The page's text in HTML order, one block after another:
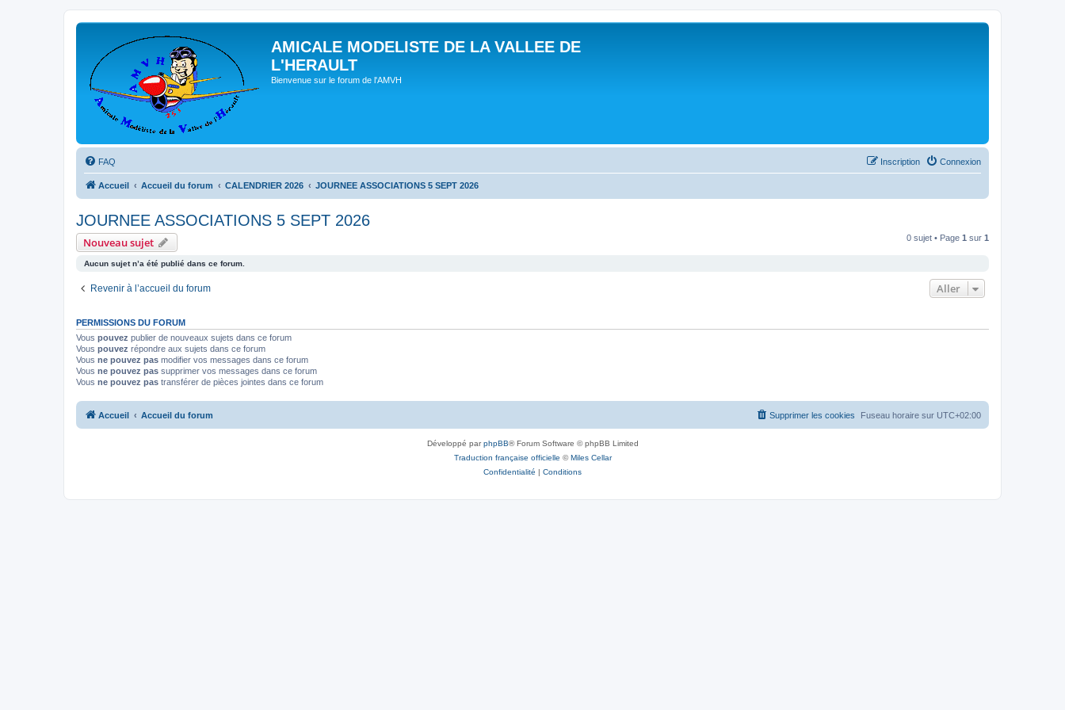
AMICALE MODELISTE DE LA VALLEE DE
L'HERAULT
Bienvenue sur le forum de l'AMVH
FAQ Connexion
Inscription
Accueil Accueil du forum CALENDRIER 2026 JOURNEE ASSOCIATIONS 5 SEPT 2026
JOURNEE ASSOCIATIONS 5 SEPT 2026
Nouveau sujet 0 sujet • Page 1 sur 1
Aucun sujet n’a été publié dans ce forum.
Revenir à l’accueil du forum Aller
PERMISSIONS DU FORUM
Vous pouvez publier de nouveaux sujets dans ce forum
Vous pouvez répondre aux sujets dans ce forum
Vous ne pouvez pas modifier vos messages dans ce forum
Vous ne pouvez pas supprimer vos messages dans ce forum
Vous ne pouvez pas transférer de pièces jointes dans ce forum
Accueil Accueil du forum Fuseau horaire sur UTC+02:00
Supprimer les cookies
Développé parphpBB® Forum Software © phpBB Limited
Traduction française officielle ©Miles Cellar
Confidentialité | Conditions